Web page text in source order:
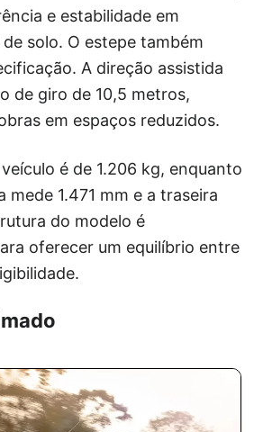
e estabilidade em
solo. O estepe também
A direção assistida
de giro de 10,5 metros,
em espaços reduzidos.
é de 1.206 kg, enquanto
mede 1.471 mm e a traseira
do modelo é
oferecer um equilíbrio entre